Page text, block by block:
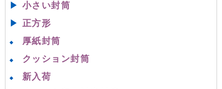
▶ 小さい封筒
▶ 正方形
◆ 厚紙封筒
◆ クッション封筒
◆
新入荷